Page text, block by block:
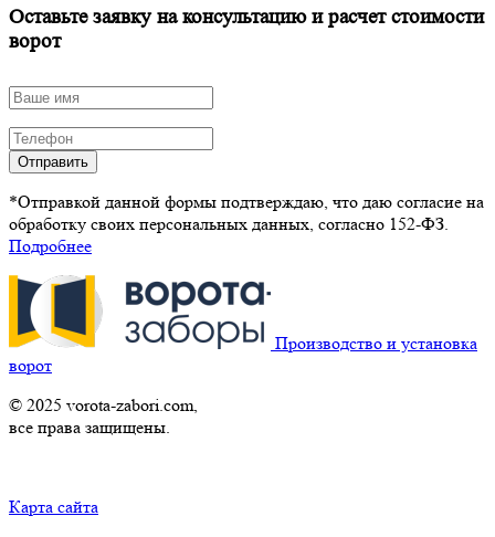
Оставьте заявку на консультацию и расчет стоимости
ворот
Отправить
*Отправкой данной формы подтверждаю, что даю согласие на
обработку своих персональных данных, согласно 152-ФЗ.
Подробнее
Производство и установка
ворот
© 2025 vorota-zabori.com,
все права защищены.
Карта сайта